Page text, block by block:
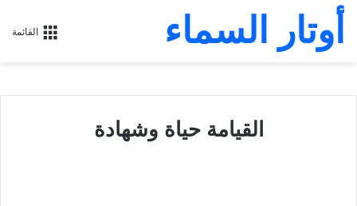
القائمة أوتار السماء
القيامة حياة وشهادة